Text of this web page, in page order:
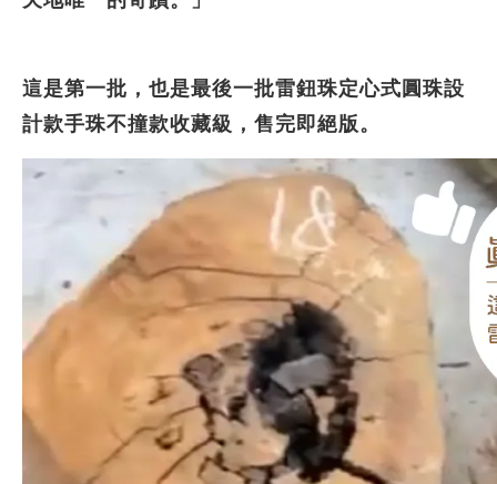
這是第一批，也是最後一批雷鈕珠定心式圓珠設
計款手珠不撞款收藏級 ，售完即絕版。